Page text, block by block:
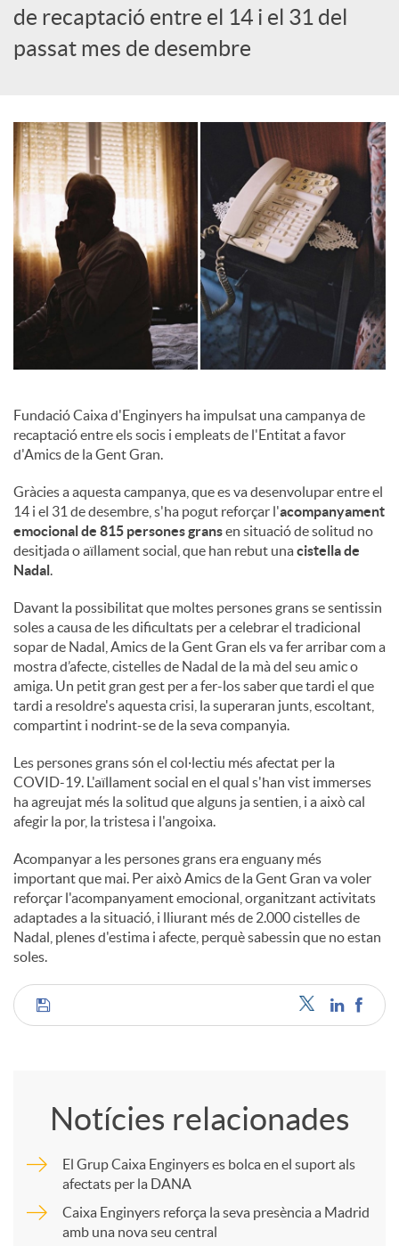
o
i
a
l
s
de recaptació entre el 14 i el 31 del
passat mes de desembre
Fundació Caixa d'Enginyers ha impulsat una campanya de
recaptació entre els socis i empleats de l'Entitat a favor
d'Amics de la Gent Gran.
Gràcies a aquesta campanya, que es va desenvolupar entre el
14 i el 31 de desembre, s'ha pogut reforçar l'acompanyament
emocional de 815 persones gransen situació de solitud no
desitjada o aïllament social, que han rebut unacistella de
Nadal.
Davant la possibilitat que moltes persones grans se sentissin
soles a causa de les dificultats per a celebrar el tradicional
sopar de Nadal, Amics de la Gent Gran els va fer arribar com a
mostra d’afecte, cistelles de Nadal de la mà del seu amic o
amiga. Un petit gran gest per a fer-los saber que tardi el que
tardi a resoldre's aquesta crisi, la superaran junts, escoltant,
compartint i nodrint-se de la seva companyia.
Les persones grans són el col·lectiu més afectat per la
COVID-19. L'aïllament social en el qual s'han vist immerses
ha agreujat més la solitud que alguns ja sentien, i a això cal
afegir la por, la tristesa i l'angoixa.
Acompanyar a les persones grans era enguany més
important que mai. Per això Amics de la Gent Gran va voler
reforçar l'acompanyament emocional, organitzant activitats
adaptades a la situació, i lliurant més de 2.000 cistelles de
Nadal, plenes d'estima i afecte, perquè sabessin que no estan
soles.
C
p
Notícies relacionades
El Grup Caixa Enginyers es bolca en el suport als
afectats per la DANA
Caixa Enginyers reforça la seva presència a Madrid
amb una nova seu central